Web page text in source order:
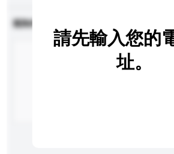
查詢內容
請先輸入您的
址。